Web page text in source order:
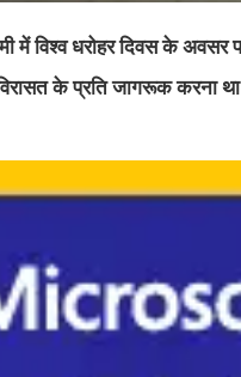
धरोहर दिवस के अवसर
विरासत के प्रति जागरूक